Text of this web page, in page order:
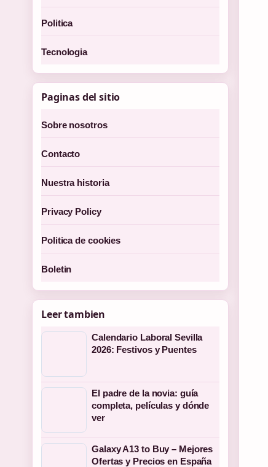
Politica
Tecnologia
Paginas del sitio
Sobre nosotros
Contacto
Nuestra historia
Privacy Policy
Politica de cookies
Boletin
Leer tambien
Calendario Laboral Sevilla
2026: Festivos y Puentes
El padre de la novia: guía
completa, películas y dónde
ver
Galaxy A13 to Buy – Mejores
Ofertas y Precios en España